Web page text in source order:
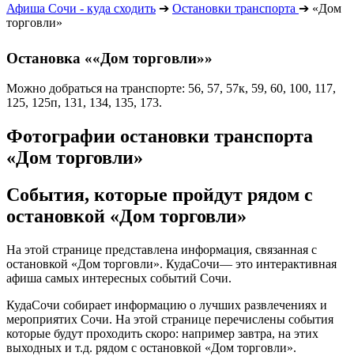
Афиша Сочи - куда сходить ➔ Остановки транспорта ➔ «Дом
торговли»
Остановка ««Дом торговли»»
Можно добраться на транспорте: 56, 57, 57к, 59, 60, 100, 117,
125, 125п, 131, 134, 135, 173.
Фотографии остановки транспорта
«Дом торговли»
События, которые пройдут рядом с
остановкой «Дом торговли»
На этой странице представлена информация, связанная с
остановкой «Дом торговли». КудаСочи— это интерактивная
афиша самых интересных событий Сочи.
КудаСочи собирает информацию о лучших развлечениях и
мероприятих Сочи. На этой странице перечислены события
которые будут проходить скоро: например завтра, на этих
выходных и т.д. рядом с остановкой «Дом торговли».